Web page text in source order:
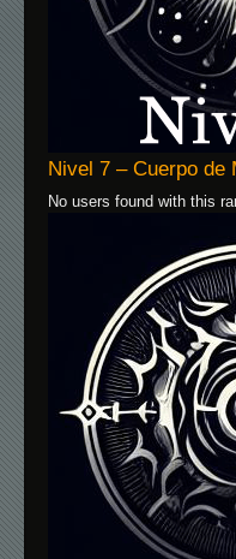
Nivel 7 – Cuerpo de
No users found with this